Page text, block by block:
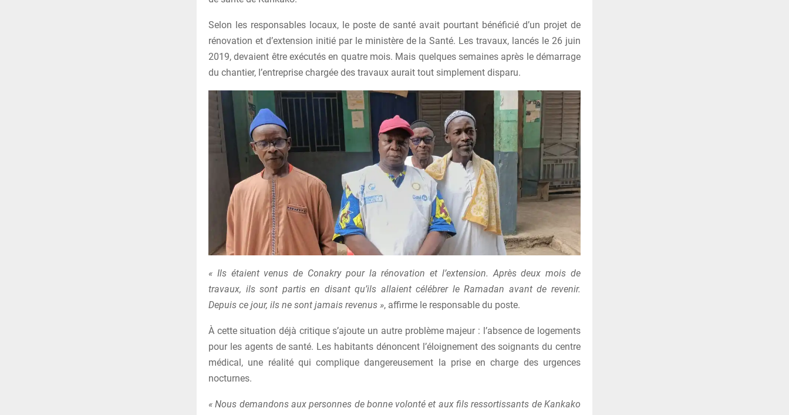
Selon les responsables locaux, le poste de santé avait pourtant bénéficié d’un projet de
rénovation et d’extension initié par le ministère de la Santé. Les travaux, lancés le 26 juin
2019, devaient être exécutés en quatre mois. Mais quelques semaines après le démarrage
du chantier, l’entreprise chargée des travaux aurait tout simplement disparu.
« Ils étaient venus de Conakry pour la rénovation et l’extension. Après deux mois de
travaux, ils sont partis en disant qu’ils allaient célébrer le Ramadan avant de revenir.
Depuis ce jour, ils ne sont jamais revenus », affirme le responsable du poste.
À cette situation déjà critique s’ajoute un autre problème majeur : l’absence de logements
pour les agents de santé. Les habitants dénoncent l’éloignement des soignants du centre
médical, une réalité qui complique dangereusement la prise en charge des urgences
nocturnes.
« Nous demandons aux personnes de bonne volonté et aux fils ressortissants de Kankako